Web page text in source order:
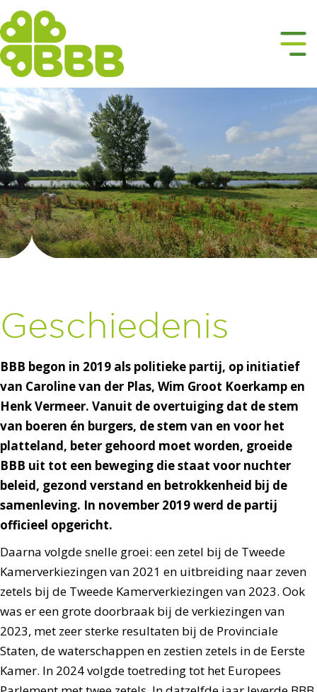
Geschiedenis
BBB begon in 2019 als politieke partij, op initiatief
van Caroline van der Plas, Wim Groot Koerkamp en
Henk Vermeer. Vanuit de overtuiging dat de stem
van boeren én burgers, de stem van en voor het
platteland, beter gehoord moet worden, groeide
BBB uit tot een beweging die staat voor nuchter
beleid, gezond verstand en betrokkenheid bij de
samenleving. In november 2019 werd de partij
officieel opgericht.
Daarna volgde snelle groei: een zetel bij de Tweede
Kamerverkiezingen van 2021 en uitbreiding naar zeven
zetels bij de Tweede Kamerverkiezingen van 2023. Ook
was er een grote doorbraak bij de verkiezingen van
2023, met zeer sterke resultaten bij de Provinciale
Staten, de waterschappen en zestien zetels in de Eerste
Kamer. In 2024 volgde toetreding tot het Europees